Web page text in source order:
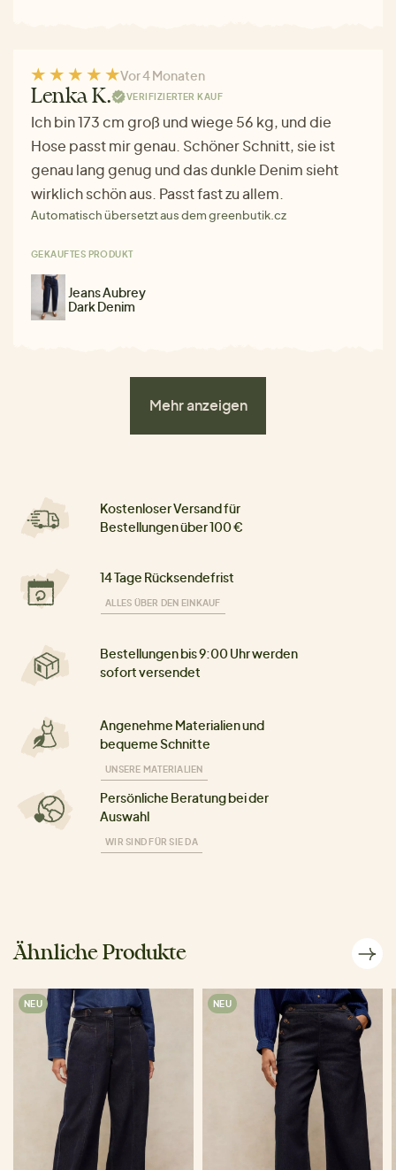
Vor 4 Monaten
Lenka K. VERIFIZIERTER KAUF
Ich bin 173 cm groß und wiege 56 kg, und die
Hose passt mir genau. Schöner Schnitt, sie ist
genau lang genug und das dunkle Denim sieht
wirklich schön aus. Passt fast zu allem.
Automatisch übersetzt aus dem greenbutik.cz
GEKAUFTES PRODUKT
Jeans Aubrey
Dark Denim
Mehr anzeigen
Kostenloser Versand für
Bestellungen über 100 €
14 Tage Rücksendefrist
ALLES ÜBER DEN EINKAUF
Bestellungen bis 9:00 Uhr werden
sofort versendet
Angenehme Materialien und
bequeme Schnitte
UNSERE MATERIALIEN
Persönliche Beratung bei der
Auswahl
WIR SIND FÜR SIE DA
Ähnliche Produkte
NEU NEU